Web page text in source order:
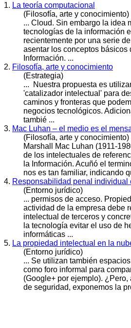
1. La teoría computacional
(Filosofía, arte y conocimiento)
... Cloud. Sin embargo la idea
tecnologías de la información
recientemente por una serie de
asentar los conceptos básicos
Información. ...
2. Filosofía, arte y conocimiento
(Estrategia)
... Nuestra propuesta es
'catalizador intelectua l' para
caminos y fronteras que
negocios tecnológicos.
tambié ...
3. Mac Luhan – el medio es el
(Filosofía, arte y conocimiento)
Marshall Mac Luhan (1911-
de los intelectual es de
la Información. Acuñó el
nos es tan familiar, indicando
4. Responsabilidad penal individual
(Entorno jurídico)
... permisos de acceso.
actividad de la empresa debe
intelectual de terceros y
la tecnología evitar el uso de
informáticas ...
5. La propiedad intelectual en la
(Entorno jurídico)
... Se utilizan también
como foro informal para
(Google+ por ejemplo).
de seguridad, exponemos la